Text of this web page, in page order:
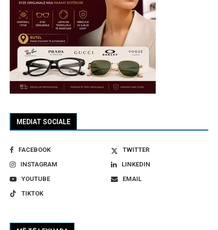
MEDIAT SOCIALE
FACEBOOK
TWITTER
INSTAGRAM
LINKEDIN
YOUTUBE
EMAIL
TIKTOK